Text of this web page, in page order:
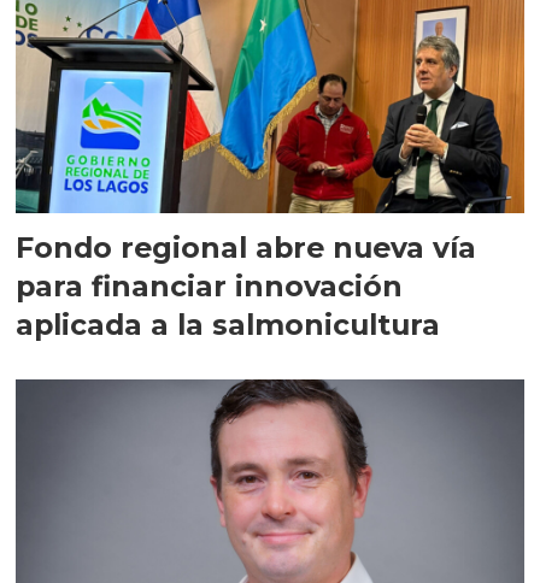
Fondo regional abre nueva vía
para financiar innovación
aplicada a la salmonicultura